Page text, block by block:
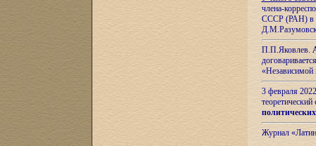
члена-
СССР (РАН) в
П.П.Яковлев.
«Независимой
3 февраля
теоретический
Журнал